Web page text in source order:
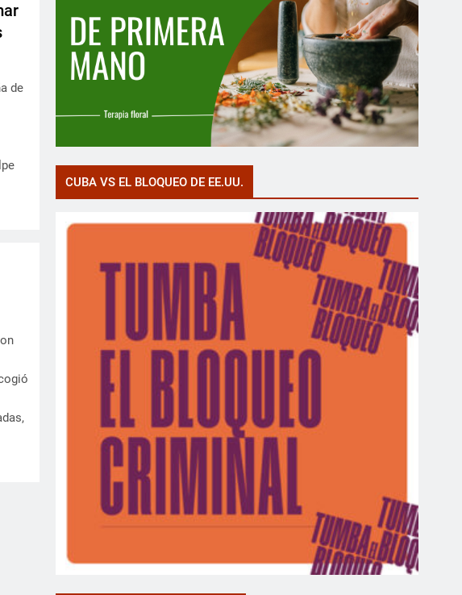
de
CUBA VS EL BLOQUEO DE EE.UU.